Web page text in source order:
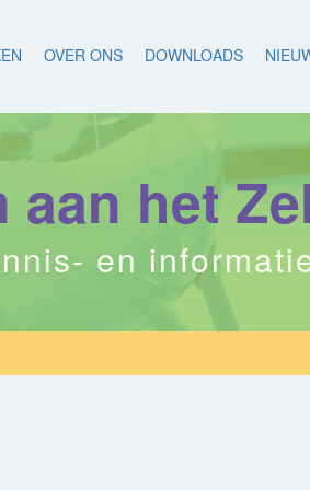
OVER ONS DOWNLOADS
aan het
en